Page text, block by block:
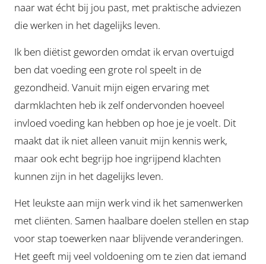
naar wat écht bij jou past, met praktische adviezen
die werken in het dagelijks leven.
Ik ben diëtist geworden omdat ik ervan overtuigd
ben dat voeding een grote rol speelt in de
gezondheid. Vanuit mijn eigen ervaring met
darmklachten heb ik zelf ondervonden hoeveel
invloed voeding kan hebben op hoe je je voelt. Dit
maakt dat ik niet alleen vanuit mijn kennis werk,
maar ook echt begrijp hoe ingrijpend klachten
kunnen zijn in het dagelijks leven.
Het leukste aan mijn werk vind ik het samenwerken
met cliënten. Samen haalbare doelen stellen en stap
voor stap toewerken naar blijvende veranderingen.
Het geeft mij veel voldoening om te zien dat iemand